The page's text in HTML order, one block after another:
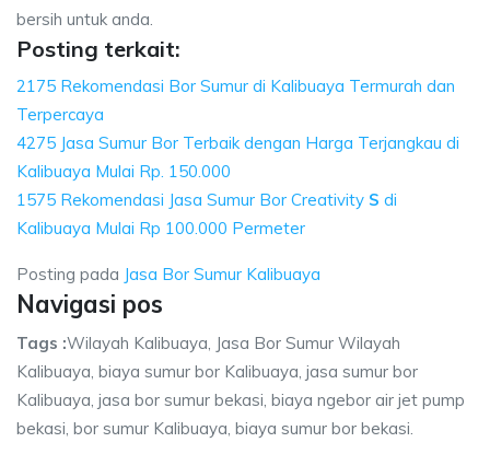
bersih untuk anda.
Posting terkait:
2175 Rekomendasi Bor Sumur di Kalibuaya Termurah dan
Terpercaya
4275 Jasa Sumur Bor Terbaik dengan Harga Terjangkau di
Kalibuaya Mulai Rp. 150.000
1575 Rekomendasi Jasa Sumur Bor Creativity S di
Kalibuaya Mulai Rp 100.000 Permeter
Posting pada Jasa Bor Sumur Kalibuaya
Navigasi pos
Tags :Wilayah Kalibuaya, Jasa Bor Sumur Wilayah
Kalibuaya, biaya sumur bor Kalibuaya, jasa sumur bor
Kalibuaya, jasa bor sumur bekasi, biaya ngebor air jet pump
bekasi, bor sumur Kalibuaya, biaya sumur bor bekasi.